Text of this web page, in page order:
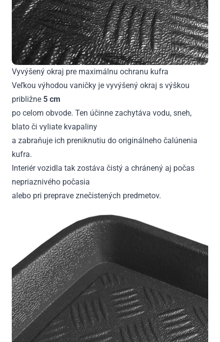
Vyvýšený okraj pre maximálnu ochranu kufra
Veľkou výhodou vaničky je vyvýšený okraj s výškou
približne 5 cm
po celom obvode. Ten účinne zachytáva vodu, sneh,
blato či vyliate kvapaliny
a zabraňuje ich preniknutiu do originálneho čalúnenia
kufra.
Interiér vozidla tak zostáva čistý a chránený aj počas
nepriaznivého počasia
alebo pri preprave znečistených predmetov.